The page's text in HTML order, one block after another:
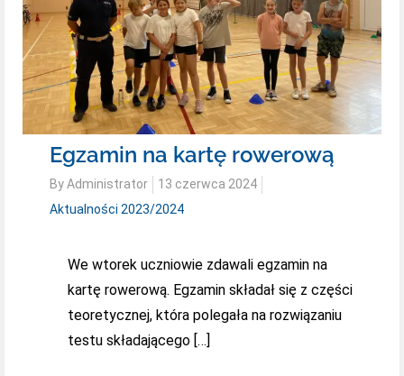
Egzamin na kartę rowerową
ByAdministrator
Posted
on
13 czerwca 2024
Aktualności 2023/2024
We wtorek uczniowie zdawali egzamin na
kartę rowerową. Egzamin składał się z części
teoretycznej, która polegała na rozwiązaniu
testu składającego […]